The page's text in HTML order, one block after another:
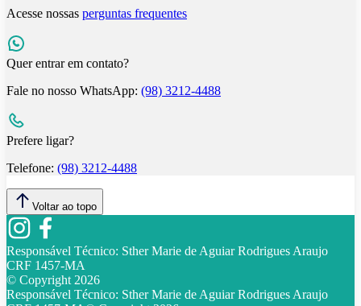
Acesse nossas perguntas frequentes
Quer entrar em contato?
Fale no nosso WhatsApp: (98) 3212-4488
Prefere ligar?
Telefone: (98) 3212-4488
Voltar ao topo
Responsável Técnico: Sther Marie de Aguiar Rodrigues Araujo
CRF 1457-MA
© Copyright 2026
Responsável Técnico: Sther Marie de Aguiar Rodrigues Araujo